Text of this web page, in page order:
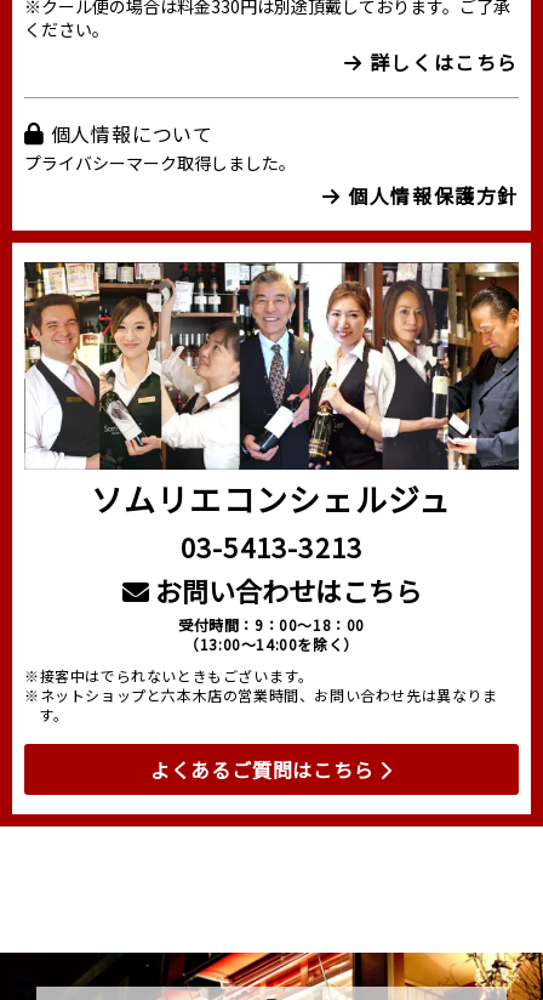
※クール便の場合は料金330円は別途頂戴しております。ご了承
ください。
詳しくはこちら
個人情報について
プライバシーマーク取得しました。
個人情報保護方針
ソムリエコンシェルジュ
03-5413-3213
お問い合わせはこちら
受付時間：9：00～18：00
（13:00～14:00を除く）
※接客中はでられないときもございます。
※ネットショップと六本木店の営業時間、お問い合わせ先は異なりま
す。
よくあるご質問はこちら